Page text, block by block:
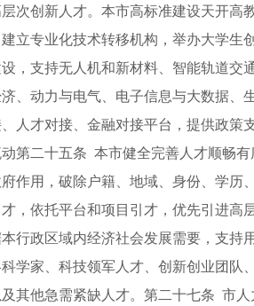
次创新人才。本市高标准建设天开
立专业化技术转移机构，举办大学
，支持无人机和新材料、智能轨道
、动力与电气、电子信息与大数据、
人才对接、金融对接平台，提供政
第二十五条 本市健全完善人才顺畅
作用，破除户籍、地域、身份、学
，依托平台和项目引才，优先引进
行政区域内经济社会发展需要，支
学家、科技领军人才、创新创业团
其他急需紧缺人才。第二十七条 市